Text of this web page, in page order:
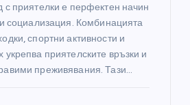
с приятелки е перфектен начин
социализация. Комбинацията
спортни активности и
укрепва приятелските връзки и
преживявания. Тази…